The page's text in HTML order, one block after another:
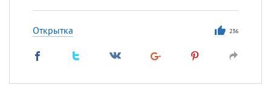
Открытка 236
Антонина
Еще